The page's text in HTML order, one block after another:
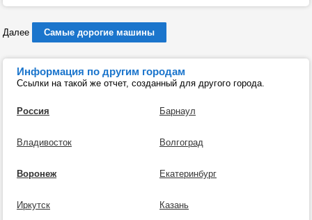
Далее Самые дорогие машины
Информация по другим городам
Ссылки на такой же отчет, созданный для другого города.
Россия Барнаул
Владивосток Волгоград
Воронеж Екатеринбург
Иркутск Казань